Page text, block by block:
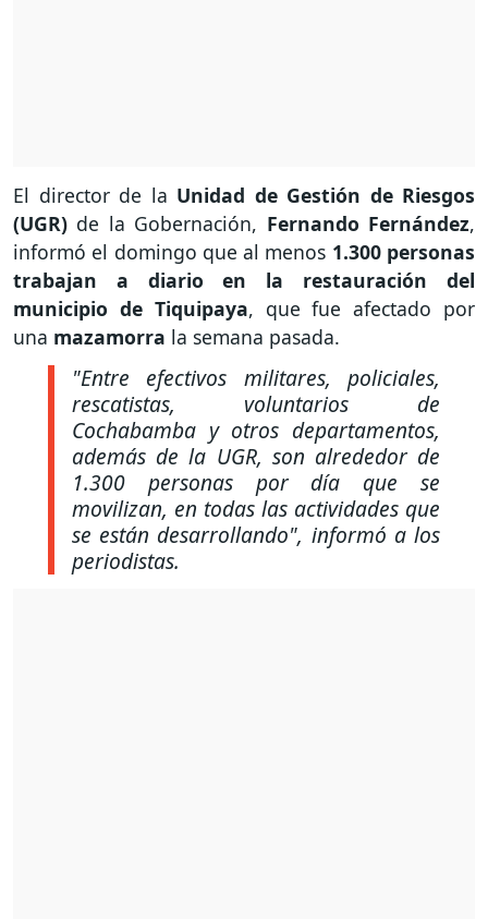
El director de la Unidad de Gestión de Riesgos
(UGR) de la Gobernación, Fernando Fernández,
informó el domingo que al menos 1.300 personas
trabajan a diario en la restauración del
municipio de Tiquipaya, que fue afectado por
una mazamorra la semana pasada.
"Entre efectivos militares, policiales,
rescatistas, voluntarios de
Cochabamba y otros departamentos,
además de la UGR, son alrededor de
1.300 personas por día que se
movilizan, en todas las actividades que
se están desarrollando", informó a los
periodistas.